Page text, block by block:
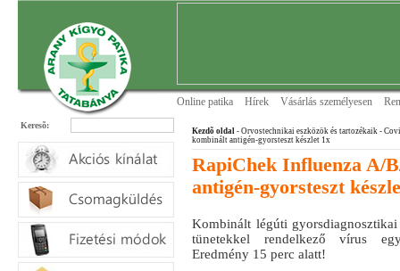
Online patika Hírek Vásárlás személyesen
Keresõ:
Kezdõ oldal - Orvostechnikai eszközök és tartozékaik -
kombinált antigén-gyorsteszt készlet 1x
RapiChek Influenza A/
antigén-gyorsteszt
Kombinált légúti
tünetekkel rendelkező vírus
Eredmény 15 perc alatt!